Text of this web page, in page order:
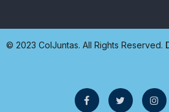
© 2023 ColJuntas. All Rights Reserved.